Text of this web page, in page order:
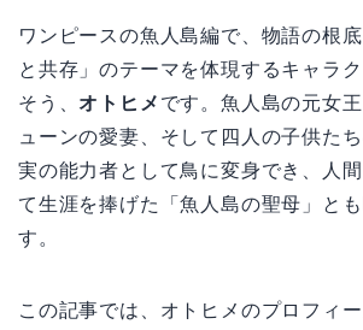
ワンピースの魚人島編で、物語の根
と共存」のテーマを体現するキャラク
そう、 オトヒメ です。魚人島の元女
ューンの愛妻、そして四人の子供た
実の能力者として鳥に変身でき、人
て生涯を捧げた「魚人島の聖母」と
す。
この記事では、オトヒメのプロフィ